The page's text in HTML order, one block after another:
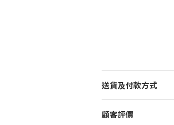
送貨及付款方式
顧客評價